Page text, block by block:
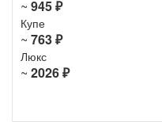
~ 945 ₽
Купе
~ 763 ₽
Люкс
~ 2026 ₽